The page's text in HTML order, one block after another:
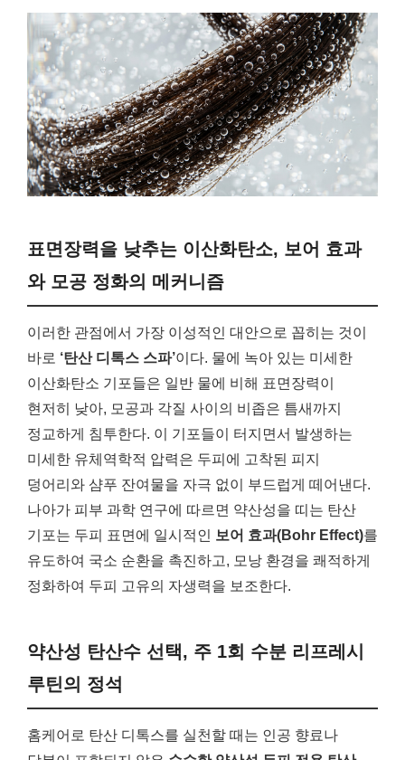
표면장력을 낮추는 이산화탄소, 보어 효과
와 모공 정화의 메커니즘
이러한 관점에서 가장 이성적인 대안으로 꼽히는 것이
바로 ‘탄산 디톡스 스파’이다. 물에 녹아 있는 미세한
이산화탄소 기포들은 일반 물에 비해 표면장력이
현저히 낮아, 모공과 각질 사이의 비좁은 틈새까지
정교하게 침투한다. 이 기포들이 터지면서 발생하는
미세한 유체역학적 압력은 두피에 고착된 피지
덩어리와 샴푸 잔여물을 자극 없이 부드럽게 떼어낸다.
나아가 피부 과학 연구에 따르면 약산성을 띠는 탄산
기포는 두피 표면에 일시적인 보어 효과(Bohr Effect)를
유도하여 국소 순환을 촉진하고, 모낭 환경을 쾌적하게
정화하여 두피 고유의 자생력을 보조한다.
약산성 탄산수 선택, 주 1회 수분 리프레시
루틴의 정석
홈케어로 탄산 디톡스를 실천할 때는 인공 향료나